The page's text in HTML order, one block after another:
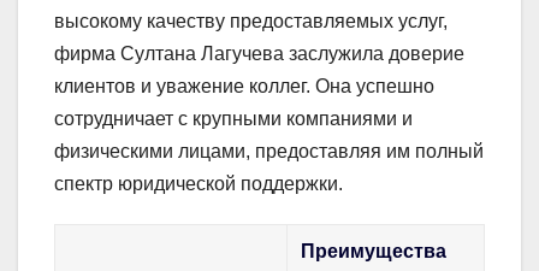
высокому качеству предоставляемых услуг,
фирма Султана Лагучева заслужила доверие
клиентов и уважение коллег. Она успешно
сотрудничает с крупными компаниями и
физическими лицами, предоставляя им полный
спектр юридической поддержки.
Преимущества